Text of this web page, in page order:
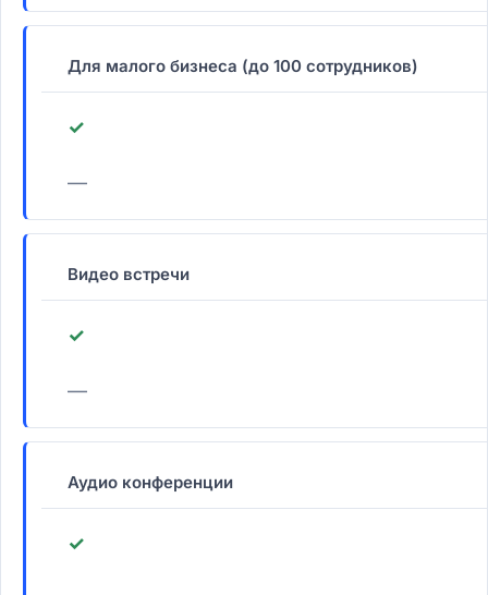
Для малого бизнеса (до 100 сотрудников)
✓
—
Видео встречи
✓
—
Аудио конференции
✓